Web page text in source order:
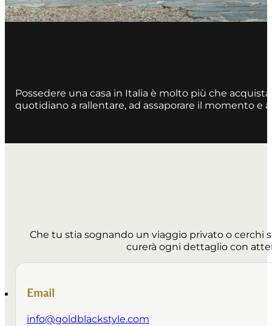
Possedere una casa in Italia è molto più che
quotidiano a rallentare, ad assaporare il momento e
Che tu stia sognando un viaggio privato o cerchi
curerà ogni dettaglio con
Email
info@goldblackstyle.com